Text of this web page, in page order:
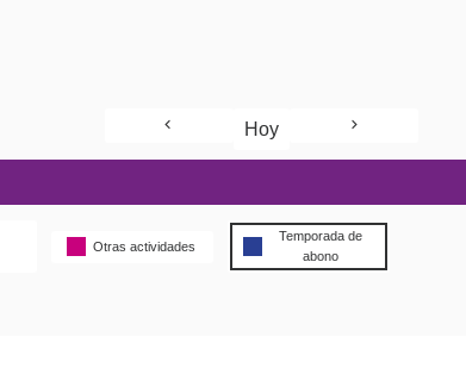
Hoy
Otras actividades
Temporada de
abono